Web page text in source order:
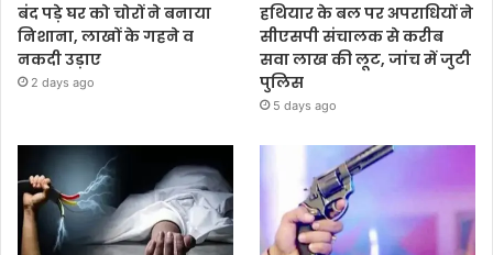
बंद पड़े घर को चोरों ने बनाया
निशाना, लाखों के गहने व
नकदी उड़ाए
2 days ago
हथियार के बल पर अपराधियों ने
सीएसपी संचालक से करीब
सवा लाख की लूट, जांच में जुटी
पुलिस
5 days ago